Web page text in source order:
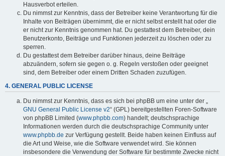
Hausverbot erteilen.
Du nimmst zur Kenntnis, dass der Betreiber keine Verantwortung für die
Inhalte von Beiträgen übernimmt, die er nicht selbst erstellt hat oder die
er nicht zur Kenntnis genommen hat. Du gestattest dem Betreiber, dein
Benutzerkonto, Beiträge und Funktionen jederzeit zu löschen oder zu
sperren.
Du gestattest dem Betreiber darüber hinaus, deine Beiträge
abzuändern, sofern sie gegen o. g. Regeln verstoßen oder geeignet
sind, dem Betreiber oder einem Dritten Schaden zuzufügen.
4. GENERAL PUBLIC LICENSE
Du nimmst zur Kenntnis, dass es sich bei phpBB um eine unter der „
GNU General Public License v2“ (GPL) bereitgestellten Foren-Software
von phpBB Limited (www.phpbb.com) handelt; deutschsprachige
Informationen werden durch die deutschsprachige Community unter
www.phpbb.de zur Verfügung gestellt. Beide haben keinen Einfluss auf
die Art und Weise, wie die Software verwendet wird. Sie können
insbesondere die Verwendung der Software für bestimmte Zwecke nicht